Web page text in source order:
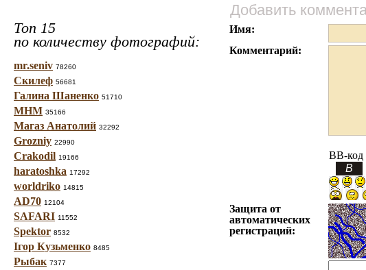
Топ 15
по количеству фотографий:
mr.seniv 78260
Скилеф 56681
Галина Шаненко 51710
МНМ 35166
Магаз Анатолий 32292
Grozniy 22990
Crakodil 19166
haratoshka 17292
worldriko 14815
AD70 12104
SAFARI 11552
Spektor 8532
Ігор Кузьменко 8485
Рыбак 7377
Добавить
Имя:
Комментарий:
BB-код
Защита от
автоматических
регистраций: